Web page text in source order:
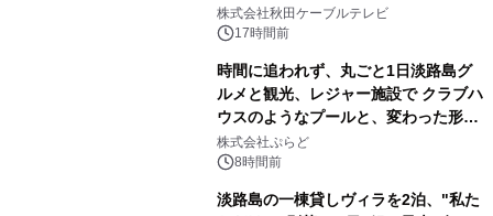
秋田犬の子犬と秋田の四季と名所を巡
るパッケージ～ 9月1日(火)秋田県内で
株式会社秋田ケーブルテレビ
17時間前
時間に追われず、丸ごと1日淡路島グ
ルメと観光、レジャー施設で クラブハ
ウスのようなプールと、変わった形の
サウナも 「THE BOXY AWAJI」のお
得な素泊まり連泊プランで
株式会社ぷらど
8時間前
淡路島の一棟貸しヴィラを2泊、"私た